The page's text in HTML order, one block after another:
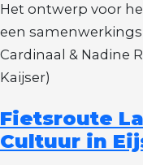
Het ontwerp voor
een
Cardinaal & Nadine
Kaijser)
Fietsroute
Cultuur in